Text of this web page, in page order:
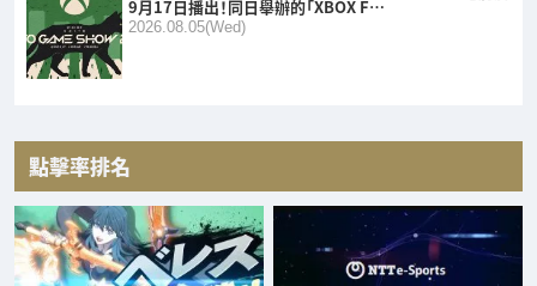
9月17日播出！同日舉辦的「XBOX F…
2026.08.05(Wed)
點擊率排名